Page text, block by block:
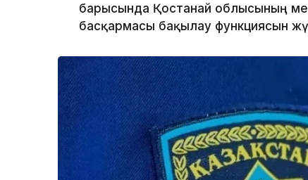
барысында Қостанай облысының
басқармасы бақылау функциясын